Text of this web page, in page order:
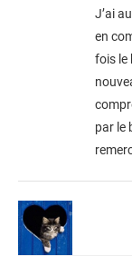
J’ai
en
fois le
par le